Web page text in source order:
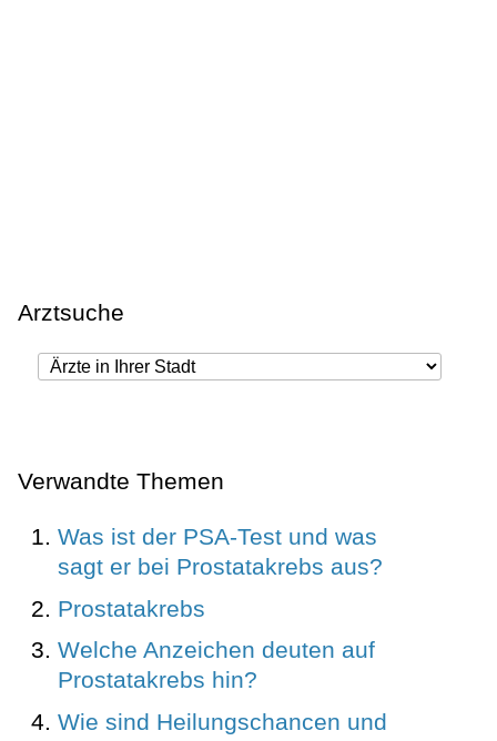
Arztsuche
Verwandte Themen
Was ist der PSA-Test und was
sagt er bei Prostatakrebs aus?
Prostatakrebs
Welche Anzeichen deuten auf
Prostatakrebs hin?
Wie sind Heilungschancen und